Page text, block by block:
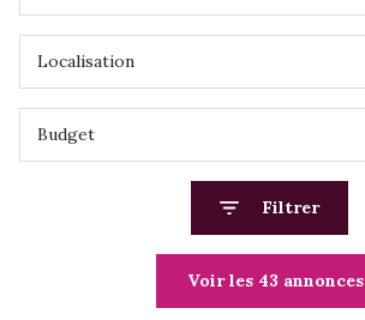
Budget
Filtrer
Voir les 43 annonces